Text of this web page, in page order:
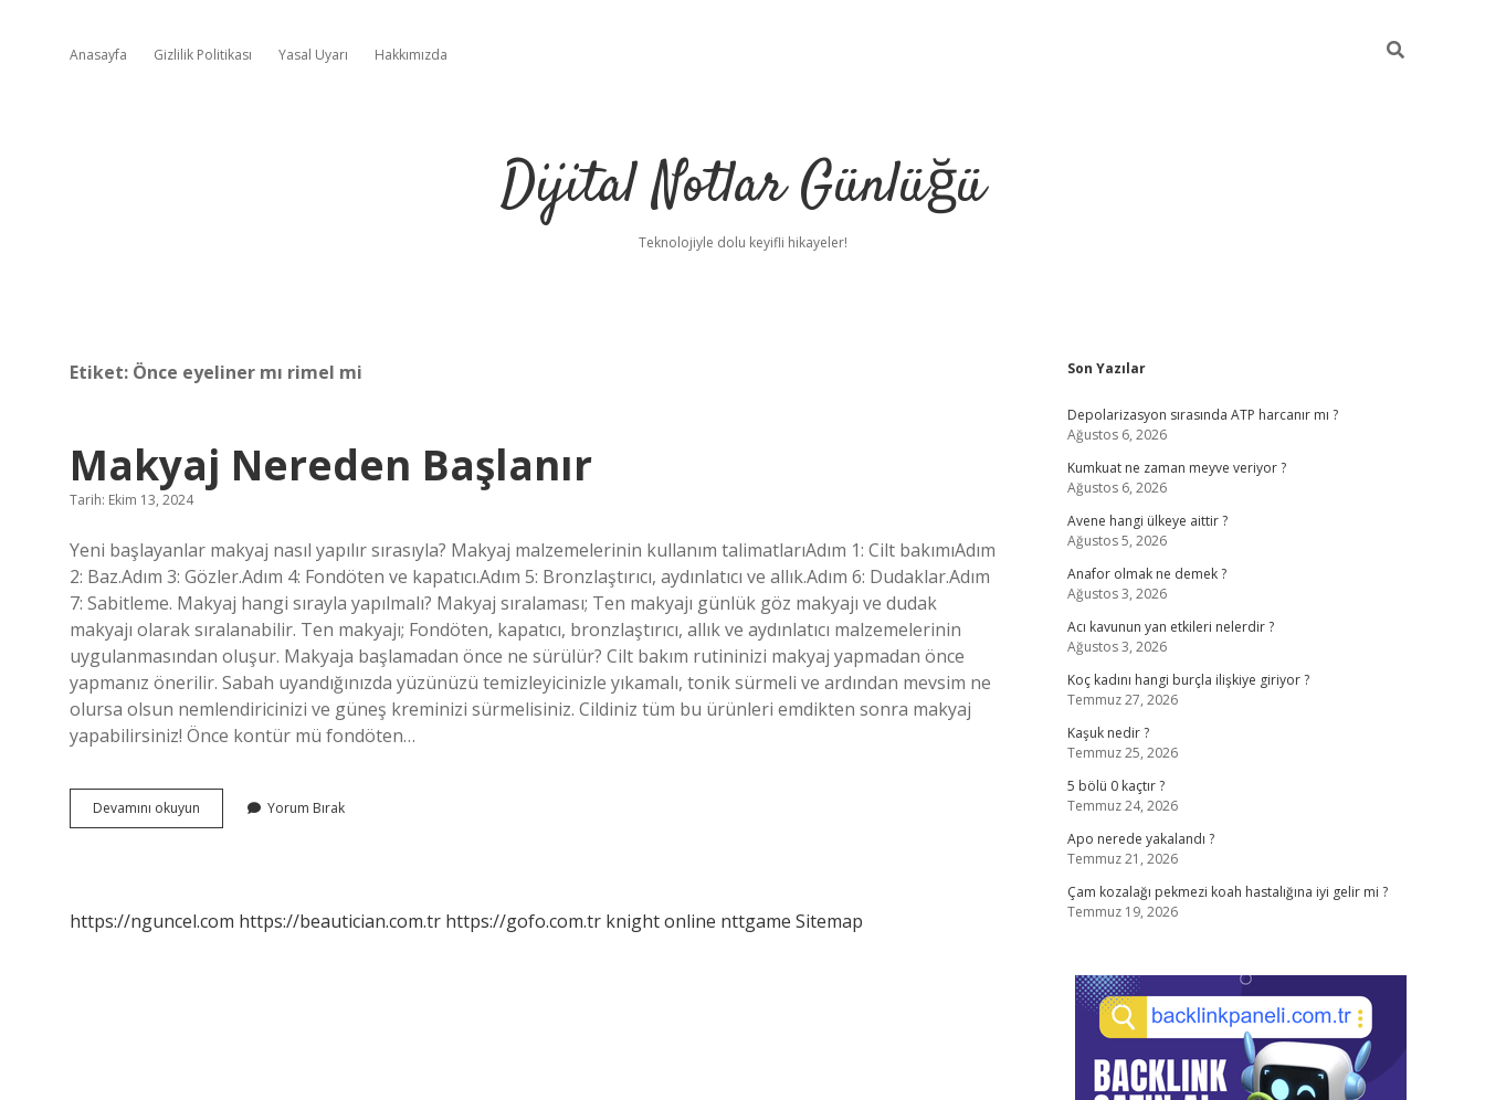
Anasayfa Gizlilik Politikası Yasal Uyarı Hakkımızda
Dijital Notlar Günlüğü
Teknolojiyle dolu keyifli hikayeler!
Etiket: Önce eyeliner mı rimel mi
Makyaj Nereden Başlanır
Tarih: Ekim 13, 2024
Yeni başlayanlar makyaj nasıl yapılır sırasıyla? Makyaj malzemelerinin kullanım talimatlarıAdım 1: Cilt bakımıAdım
2: Baz.Adım 3: Gözler.Adım 4: Fondöten ve kapatıcı.Adım 5: Bronzlaştırıcı, aydınlatıcı ve allık.Adım 6: Dudaklar.Adım
7: Sabitleme. Makyaj hangi sırayla yapılmalı? Makyaj sıralaması; Ten makyajı günlük göz makyajı ve dudak
makyajı olarak sıralanabilir. Ten makyajı; Fondöten, kapatıcı, bronzlaştırıcı, allık ve aydınlatıcı malzemelerinin
uygulanmasından oluşur. Makyaja başlamadan önce ne sürülür? Cilt bakım rutininizi makyaj yapmadan önce
yapmanız önerilir. Sabah uyandığınızda yüzünüzü temizleyicinizle yıkamalı, tonik sürmeli ve ardından mevsim ne
olursa olsun nemlendiricinizi ve güneş kreminizi sürmelisiniz. Cildiniz tüm bu ürünleri emdikten sonra makyaj
yapabilirsiniz! Önce kontür mü fondöten…
Devamını okuyun
Nereden
Yorum Bırak
https://nguncel.com https://beautician.com.tr https://gofo.com.tr knight online nttgame Sitemap
Sidebar
Son Yazılar
Depolarizasyon sırasında ATP harcanır mı ?
Ağustos 6, 2026
Kumkuat ne zaman meyve veriyor ?
Ağustos 6, 2026
Avene hangi ülkeye aittir ?
Ağustos 5, 2026
Anafor olmak ne demek ?
Ağustos 3, 2026
Acı kavunun yan etkileri nelerdir ?
Ağustos 3, 2026
Koç kadını hangi burçla ilişkiye giriyor ?
Temmuz 27, 2026
Kaşuk nedir ?
Temmuz 25, 2026
5 bölü 0 kaçtır ?
Temmuz 24, 2026
Apo nerede yakalandı ?
Temmuz 21, 2026
Çam kozalağı pekmezi koah hastalığına iyi gelir mi ?
Temmuz 19, 2026